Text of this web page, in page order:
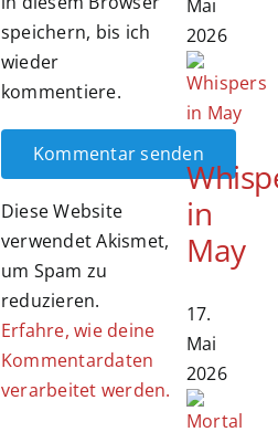
speichern, bis ich
wieder
kommentiere.
Diese Website
verwendet Akismet,
um Spam zu
reduzieren.
Erfahre, wie deine
Kommentardaten
verarbeitet werden.
Mai
2026
in
May
17.
Mai
2026